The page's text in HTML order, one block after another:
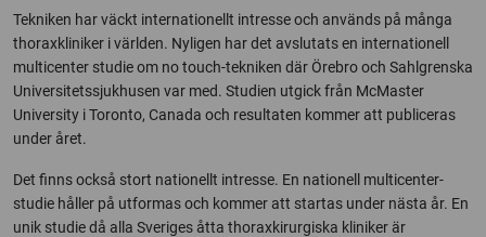
Tekniken har väckt internationellt intresse och används på många
thoraxkliniker i världen. Nyligen har det avslutats en internationell
multicenter studie om no touch-tekniken där Örebro och Sahlgrenska
Universitetssjukhusen var med. Studien utgick från McMaster
University i Toronto, Canada och resultaten kommer att publiceras
under året.
Det finns också stort nationellt intresse. En nationell multicenter-
studie håller på utformas och kommer att startas under nästa år. En
unik studie då alla Sveriges åtta thoraxkirurgiska kliniker är